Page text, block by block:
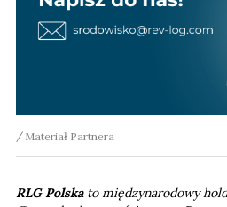
Materiał Partnera
RLG Polska to międzynarodowy